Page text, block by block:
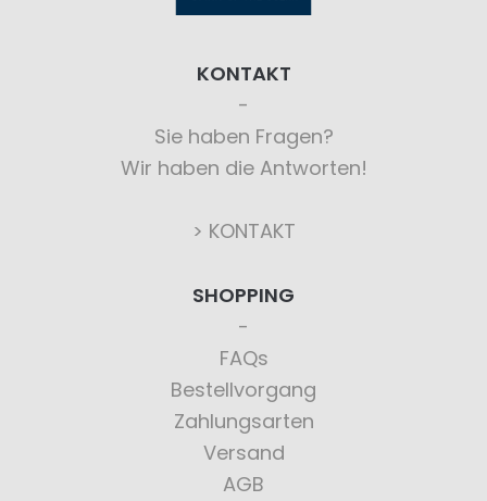
KONTAKT
Sie haben Fragen?
Wir haben die Antworten!
> KONTAKT
SHOPPING
FAQs
Bestellvorgang
Zahlungsarten
Versand
AGB